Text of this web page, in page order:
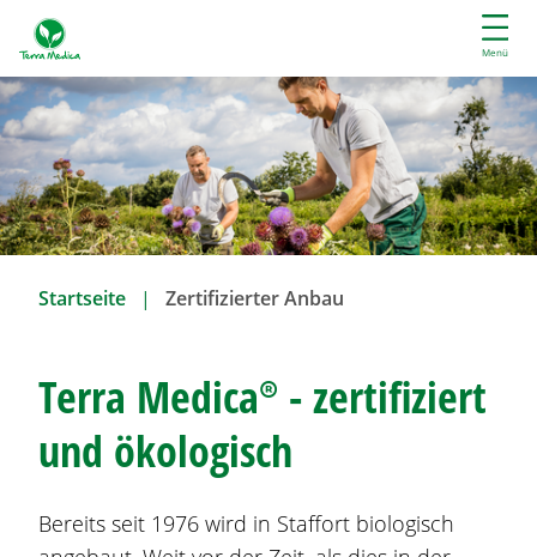
r
e
k
z
u
m
Menü
Startseite Zertifizierter Anbau
Terra Medica® - zertifiziert
und ökologisch
Bereits seit 1976 wird in Staffort biologisch